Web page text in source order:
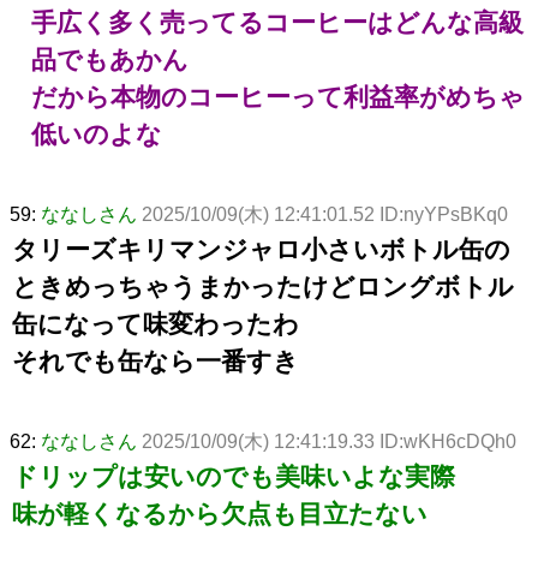
手広く多く売ってるコーヒーはどんな高級
品でもあかん
だから本物のコーヒーって利益率がめちゃ
低いのよな
59: ななしさん 2025/10/09(木) 12:41:01.52 ID:nyYPsBKq0
タリーズキリマンジャロ小さいボトル缶の
ときめっちゃうまかったけどロングボトル
缶になって味変わったわ
それでも缶なら一番すき
62: ななしさん 2025/10/09(木) 12:41:19.33 ID:wKH6cDQh0
ドリップは安いのでも美味いよな実際
味が軽くなるから欠点も目立たない